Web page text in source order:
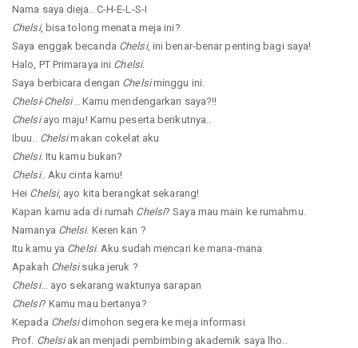
Nama saya dieja.. C-H-E-L-S-I
Chelsi, bisa tolong menata meja ini?
Saya enggak becanda Chelsi, ini benar-benar penting bagi saya!
Halo, PT Primaraya ini Chelsi.
Saya berbicara dengan Chelsiminggu ini.
Chelsi-Chelsi.. Kamu mendengarkan saya?!!
Chelsiayo maju! Kamu peserta berikutnya..
Ibuu.. Chelsimakan cokelat aku
Chelsi. Itu kamu bukan?
Chelsi.. Aku cinta kamu!
Hei Chelsi, ayo kita berangkat sekarang!
Kapan kamu ada di rumah Chelsi? Saya mau main ke rumahmu.
Namanya Chelsi. Keren kan ?
Itu kamu ya Chelsi. Aku sudah mencari ke mana-mana
Apakah Chelsisuka jeruk ?
Chelsi... ayo sekarang waktunya sarapan
Chelsi? Kamu mau bertanya?
Kepada Chelsidimohon segera ke meja informasi
Prof. Chelsiakan menjadi pembimbing akademik saya lho..